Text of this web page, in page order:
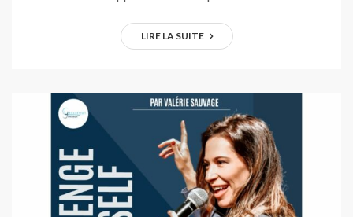
LIRE LA SUITE